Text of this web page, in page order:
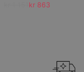
kr 863